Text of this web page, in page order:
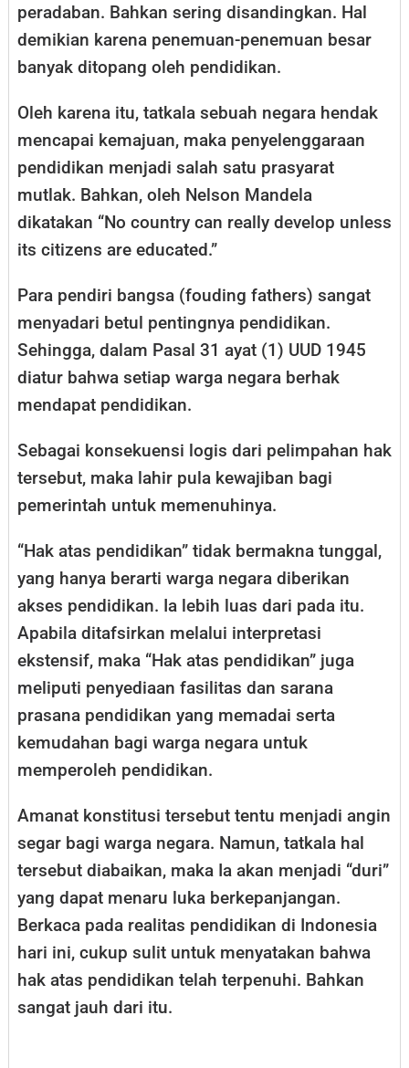
peradaban. Bahkan sering disandingkan. Hal
demikian karena penemuan-penemuan besar
banyak ditopang oleh pendidikan.
Oleh karena itu, tatkala sebuah negara hendak
mencapai kemajuan, maka penyelenggaraan
pendidikan menjadi salah satu prasyarat
mutlak. Bahkan, oleh Nelson Mandela
dikatakan “No country can really develop unless
its citizens are educated.”
Para pendiri bangsa (fouding fathers) sangat
menyadari betul pentingnya pendidikan.
Sehingga, dalam Pasal 31 ayat (1) UUD 1945
diatur bahwa setiap warga negara berhak
mendapat pendidikan.
Sebagai konsekuensi logis dari pelimpahan hak
tersebut, maka lahir pula kewajiban bagi
pemerintah untuk memenuhinya.
“Hak atas pendidikan” tidak bermakna tunggal,
yang hanya berarti warga negara diberikan
akses pendidikan. Ia lebih luas dari pada itu.
Apabila ditafsirkan melalui interpretasi
ekstensif, maka “Hak atas pendidikan” juga
meliputi penyediaan fasilitas dan sarana
prasana pendidikan yang memadai serta
kemudahan bagi warga negara untuk
memperoleh pendidikan.
Amanat konstitusi tersebut tentu menjadi angin
segar bagi warga negara. Namun, tatkala hal
tersebut diabaikan, maka Ia akan menjadi “duri”
yang dapat menaru luka berkepanjangan.
Berkaca pada realitas pendidikan di Indonesia
hari ini, cukup sulit untuk menyatakan bahwa
hak atas pendidikan telah terpenuhi. Bahkan
sangat jauh dari itu.